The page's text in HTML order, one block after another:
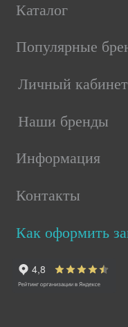
Каталог
Популярные
Личный кабинет
Наши бренды
Информация
Контакты
Как оформить